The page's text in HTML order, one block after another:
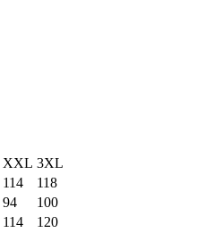
XXL 3XL
114
118
94
100
114
120